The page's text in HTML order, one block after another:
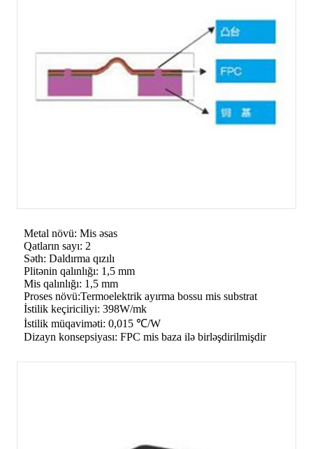
Metal növü: Mis əsas
Qatların sayı: 2
Səth: Daldırma qızılı
Plitənin qalınlığı: 1,5 mm
Mis qalınlığı: 1,5 mm
Proses növü:Termoelektrik ayırma bossu mis substrat
İstilik keçiriciliyi: 398W/mk
İstilik müqaviməti: 0,015 ℃/W
Dizayn konsepsiyası: FPC mis baza ilə birləşdirilmişdir